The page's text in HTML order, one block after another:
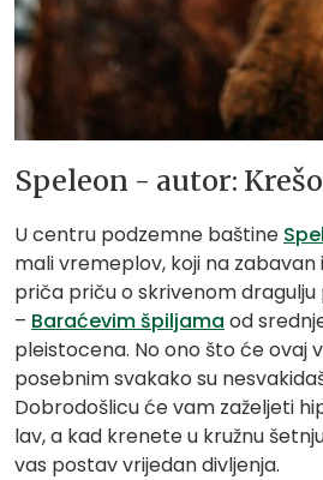
Speleon - autor:
U centru podzemne baštine
mali vremeplov, koji na
priča priču o skrivenom
– Baraćevim špiljama od
pleistocena. No ono što će ovaj
posebnim svakako su
Dobrodošlicu će vam zaželjeti
lav, a kad krenete u kružnu
vas postav vrijedan divljenja.